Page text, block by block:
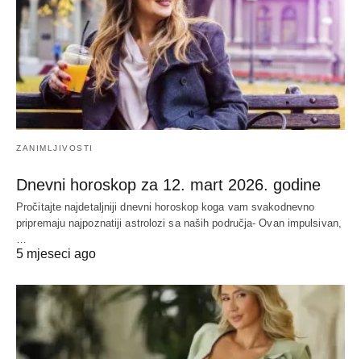
ZANIMLJIVOSTI
Dnevni horoskop za 12. mart 2026. godine
Pročitajte najdetaljniji dnevni horoskop koga vam svakodnevno
pripremaju najpoznatiji astrolozi sa naših područja- Ovan impulsivan,
…
5 mjeseci ago